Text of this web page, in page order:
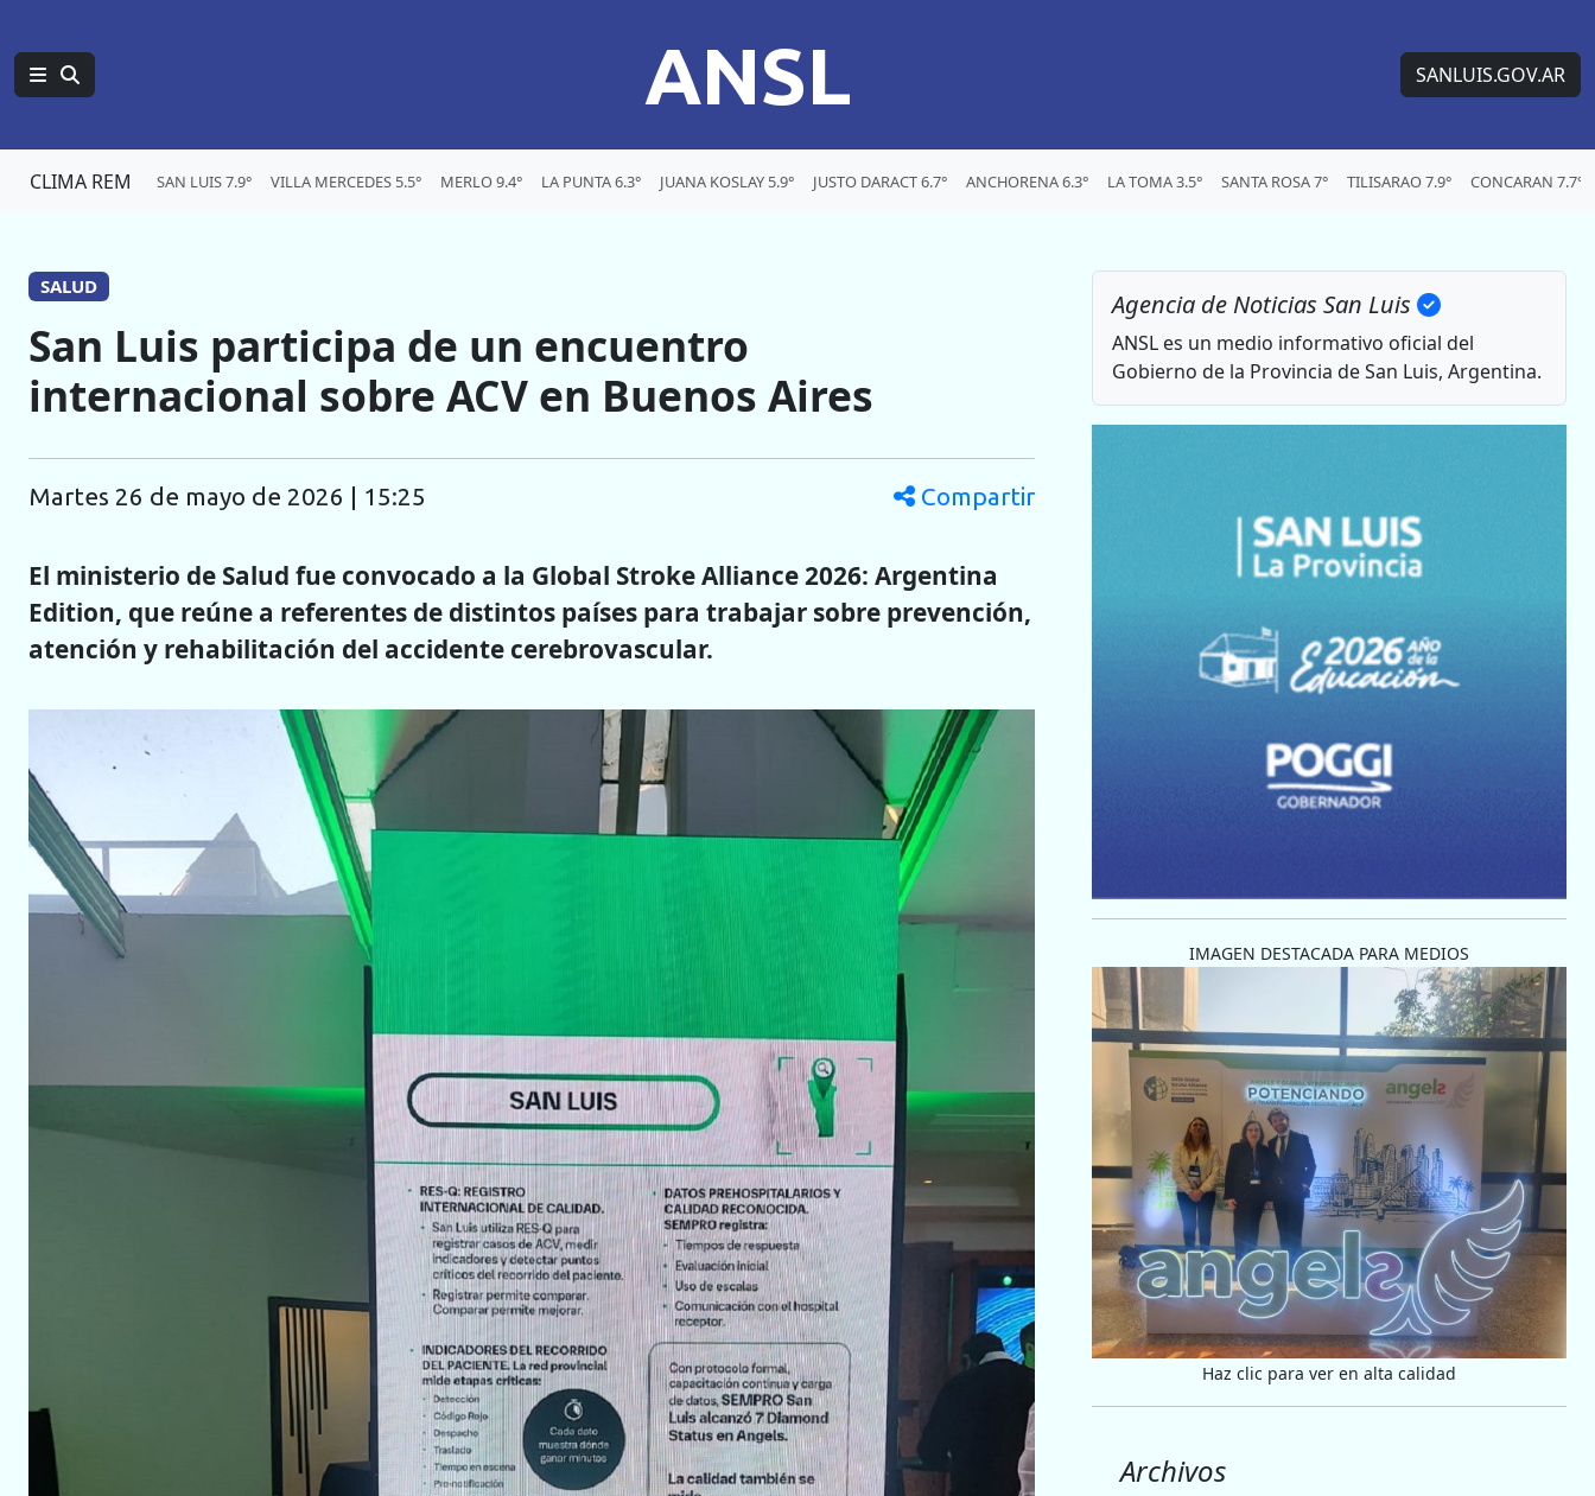
ANSL SANLUIS.GOV.AR
CLIMA REM SAN LUIS 7.9° VILLA MERCEDES 5.5° MERLO 9.4° LA PUNTA 6.3° JUANA KOSLAY 5.9° JUSTO DARACT 6.7° ANCHORENA 6.3° LA TOMA 3.5° SANTA ROSA 7° TILISARAO 7.9° CONCARAN 7.7°
SALUD
San Luis participa de un encuentro
internacional sobre ACV en Buenos Aires
martes 26 de mayo de 2026 | 15:25 Compartir
El ministerio de Salud fue convocado a la Global Stroke Alliance 2026: Argentina
Edition, que reúne a referentes de distintos países para trabajar sobre prevención,
atención y rehabilitación del accidente cerebrovascular.
Agencia de Noticias San Luis
ANSL es un medio informativo oficial del
Gobierno de la Provincia de San Luis, Argentina.
IMAGEN DESTACADA PARA MEDIOS
Haz clic para ver en alta calidad
Archivos